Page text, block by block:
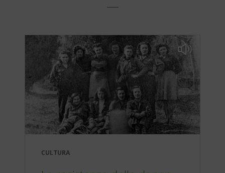
CULTURA